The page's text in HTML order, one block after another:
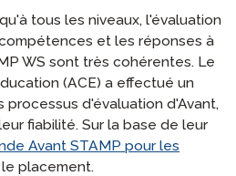
tous les niveaux, l'évaluation
et les réponses à
WS sont très cohérentes. Le
(ACE) a effectué un
d'évaluation d'Avant,
fiabilité. Sur la base de leur
Avant STAMP pour les
placement.